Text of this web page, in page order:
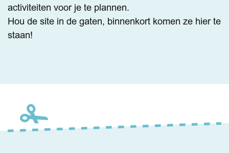
activiteiten voor je te plannen.
Hou de site in de gaten, binnenkort komen ze hier te
staan!